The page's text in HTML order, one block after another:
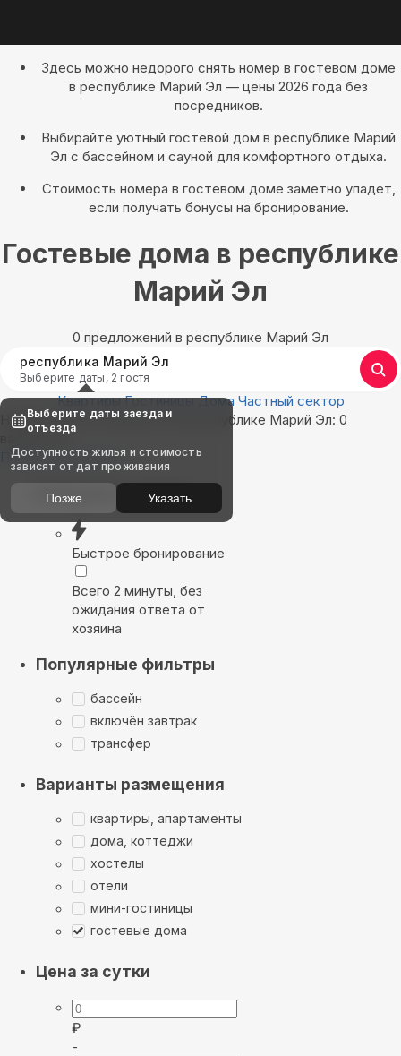
Здесь можно недорого снять номер в гостевом доме
в республике Марий Эл — цены 2026 года без
посредников.
Выбирайте уютный гостевой дом в республике Марий
Эл с бассейном и сауной для комфортного отдыха.
Стоимость номера в гостевом доме заметно упадет,
если получать бонусы на бронирование.
Гостевые дома в республике
Марий Эл
0 предложений в республике Марий Эл
республика Марий Эл
Выберите даты, 2 гостя
Квартиры Гостиницы Дома Частный сектор
Найдём, где остановиться в республике Марий Эл: 0
вариантов
Показать на карте
Выбирайте лучшее
Быстрое бронирование
Всего 2 минуты, без
ожидания ответа от
хозяина
Популярные фильтры
бассейн
включён завтрак
трансфер
Варианты размещения
квартиры, апартаменты
дома, коттеджи
хостелы
отели
мини-гостиницы
гостевые дома
Цена за сутки
₽
-
Выберите даты заезда и
отъезда
Доступность жилья и стоимость
зависят от дат проживания
Позже Указать